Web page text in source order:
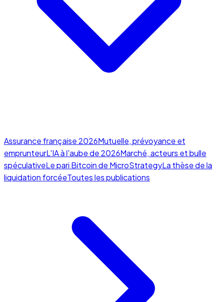
Assurance française 2026Mutuelle, prévoyance et
emprunteurL'IA à l'aube de 2026Marché, acteurs et bulle
spéculativeLe pari Bitcoin de MicroStrategyLa thèse de la
liquidation forcéeToutes les publications